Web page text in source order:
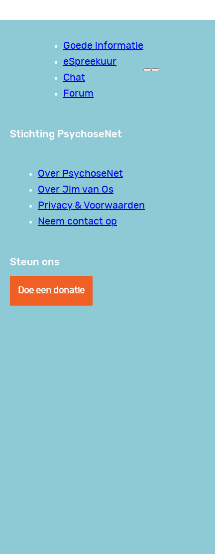
Goede informatie
eSpreekuur
Chat
Forum
Stichting PsychoseNet
Over PsychoseNet
Over Jim van Os
Privacy & Voorwaarden
Neem contact op
Steun ons
Doe een donatie